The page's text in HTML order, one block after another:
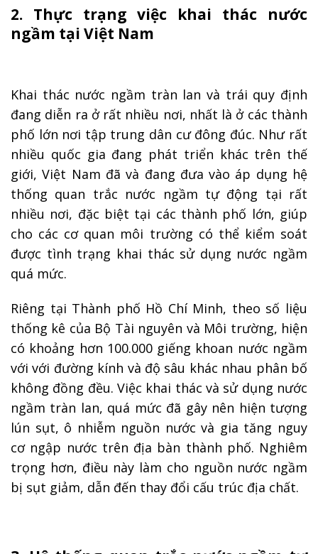
2. Thực trạng việc khai thác nước
ngầm tại Việt Nam
Khai thác nước ngầm tràn lan và trái quy định
đang diễn ra ở rất nhiều nơi, nhất là ở các thành
phố lớn nơi tập trung dân cư đông đúc. Như rất
nhiều quốc gia đang phát triển khác trên thế
giới, Việt Nam đã và đang đưa vào áp dụng hệ
thống quan trắc nước ngầm tự động tại rất
nhiều nơi, đặc biệt tại các thành phố lớn, giúp
cho các cơ quan môi trường có thể kiểm soát
được tình trạng khai thác sử dụng nước ngầm
quá mức.
Riêng tại Thành phố Hồ Chí Minh, theo số liệu
thống kê của Bộ Tài nguyên và Môi trường, hiện
có khoảng hơn 100.000 giếng khoan nước ngầm
với với đường kính và độ sâu khác nhau phân bố
không đồng đều. Việc khai thác và sử dụng nước
ngầm tràn lan, quá mức đã gây nên hiện tượng
lún sụt, ô nhiễm nguồn nước và gia tăng nguy
cơ ngập nước trên địa bàn thành phố. Nghiêm
trọng hơn, điều này làm cho nguồn nước ngầm
bị sụt giảm, dẫn đến thay đổi cấu trúc địa chất.